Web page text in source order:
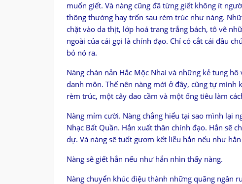
muốn giết. Và nàng cũng đã từng giết không ít
thông thường hay trốn sau rèm trúc như nàng.
chặt vào da thịt, lớp hoá trang trắng bách, tô vẽ
ngoài của cái gọi là chính đạo. Chỉ có cắt cái đầu
bỏ nó ra.
Nàng chán nản Hắc Mộc Nhai và những kẻ tung
danh môn. Thế nên nàng mới ở đây, cũng tự mình
rèm trúc, một cây dao cầm và một ống tiêu làm
Nàng mỉm cười. Nàng chẳng hiểu tại sao mình lại
Nhạc Bất Quần. Hắn xuất thân chính đạo. Hắn sẽ
dự. Và nàng sẽ tuốt gươm kết liễu hắn nếu như
Nàng sẽ giết hắn nếu như hắn nhìn thấy nàng.
Nàng chuyển khúc điệu thành những quãng ngân